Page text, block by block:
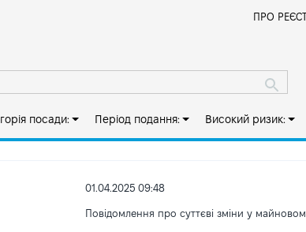
ПРО
посади: Період подання: Високий ризик:
01.04.2025 09:48
Повідомлення про суттєві зміни у